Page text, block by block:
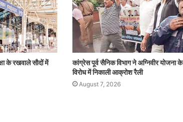
के रखवाले सौदों में
कांग्रेस पूर्व सैनिक विभाग ने अग्निवीर योजना के
विरोध में निकाली आक्रोश रैली
August 7, 2026